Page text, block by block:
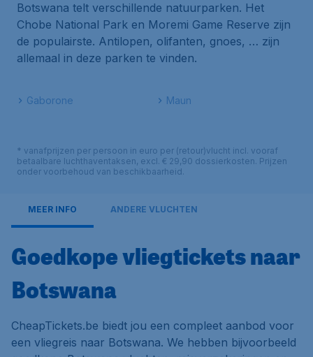
Botswana telt verschillende natuurparken. Het
Chobe National Park en Moremi Game Reserve zijn
de populairste. Antilopen, olifanten, gnoes, … zijn
allemaal in deze parken te vinden.
Gaborone Maun
* vanafprijzen per persoon in euro per (retour)vlucht incl. vooraf
betaalbare luchthaventaksen, excl. € 29,90 dossierkosten. Prijzen
onder voorbehoud van beschikbaarheid.
MEER INFO ANDERE VLUCHTEN
Goedkope vliegtickets naar
Botswana
CheapTickets.be biedt jou een compleet aanbod voor
een vliegreis naar Botswana. We hebben bijvoorbeeld